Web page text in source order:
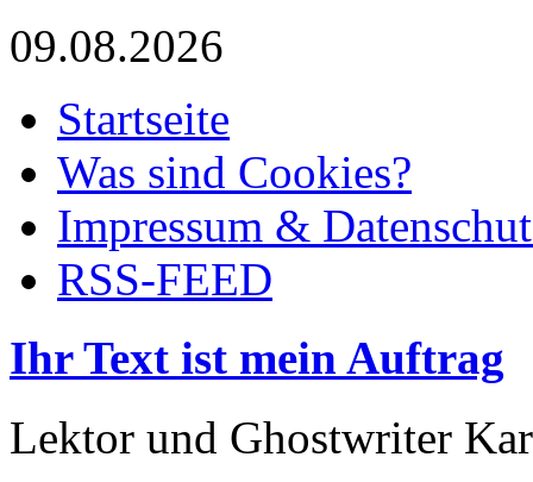
09.08.2026
Startseite
Was sind Cookies?
Impressum &
RSS-FEED
Ihr Text ist mein Auftrag
Lektor und Ghostwriter